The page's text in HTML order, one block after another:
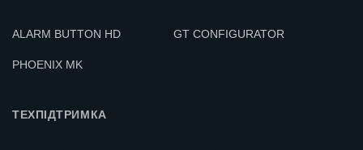
ALARM BUTTON HD GT CONFIGURATOR
PHOENIX MK
ТЕХПІДТРИМКА